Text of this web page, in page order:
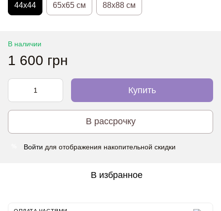
44х44 65x65 см 88x88 см
В наличии
1 600 грн
Купить
В рассрочку
Войти для отображения накопительной скидки
В избранное